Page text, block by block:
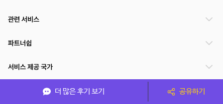
더 많은 후기 보기 공유하기
관련 서비스
파트너쉽
서비스 제공 국가